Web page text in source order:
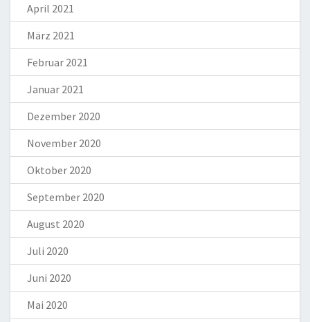
April 2021
März 2021
Februar 2021
Januar 2021
Dezember 2020
November 2020
Oktober 2020
September 2020
August 2020
Juli 2020
Juni 2020
Mai 2020